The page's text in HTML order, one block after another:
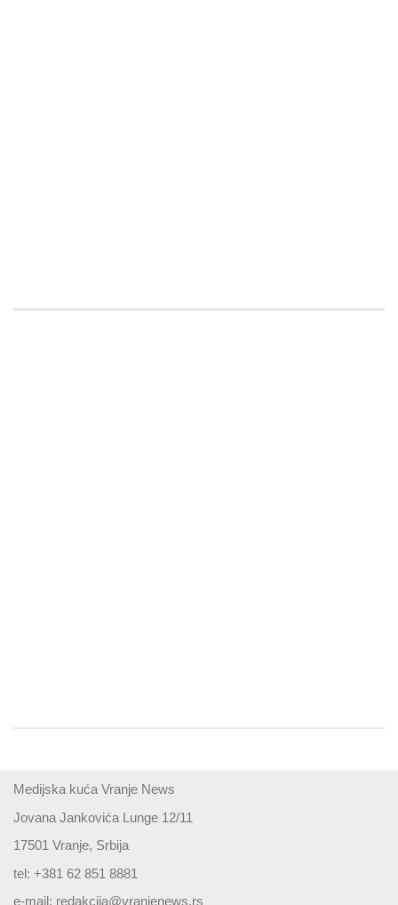
Medijska kuća Vranje News
Jovana Jankovića Lunge 12/11
17501 Vranje, Srbija
tel: +381 62 851 8881
e-mail: redakcija@vranjenews.rs